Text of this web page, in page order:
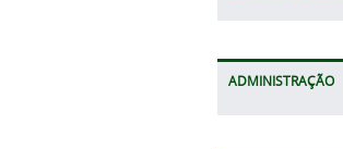
ADMINISTRAÇÃO